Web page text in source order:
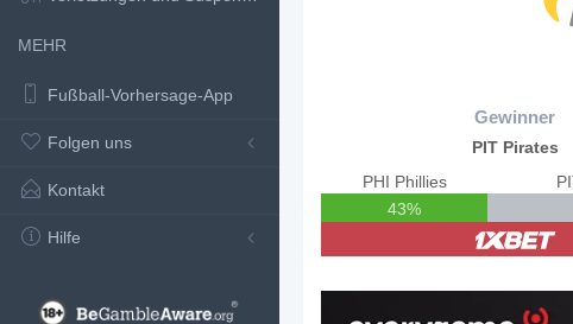
MEHR
Fußball-Vorhersage-App
Folgen uns
Kontakt
Hilfe
Gewinner
PIT Pirates
PHI Phillies
43%